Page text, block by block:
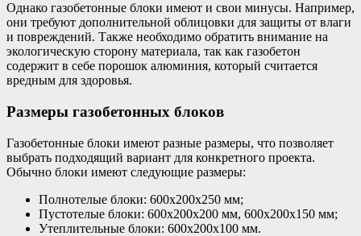
Однако газобетонные блоки имеют и свои минусы. Например,
они требуют дополнительной облицовки для защиты от влаги
и повреждений. Также необходимо обратить внимание на
экологическую сторону материала, так как газобетон
содержит в себе порошок алюминия, который считается
вредным для здоровья.
Размеры газобетонных блоков
Газобетонные блоки имеют разные размеры, что позволяет
выбрать подходящий вариант для конкретного проекта.
Обычно блоки имеют следующие размеры:
Полнотелые блоки: 600х200х250 мм;
Пустотелые блоки: 600х200х200 мм, 600х200х150 мм;
Утеплительные блоки: 600х200х100 мм.